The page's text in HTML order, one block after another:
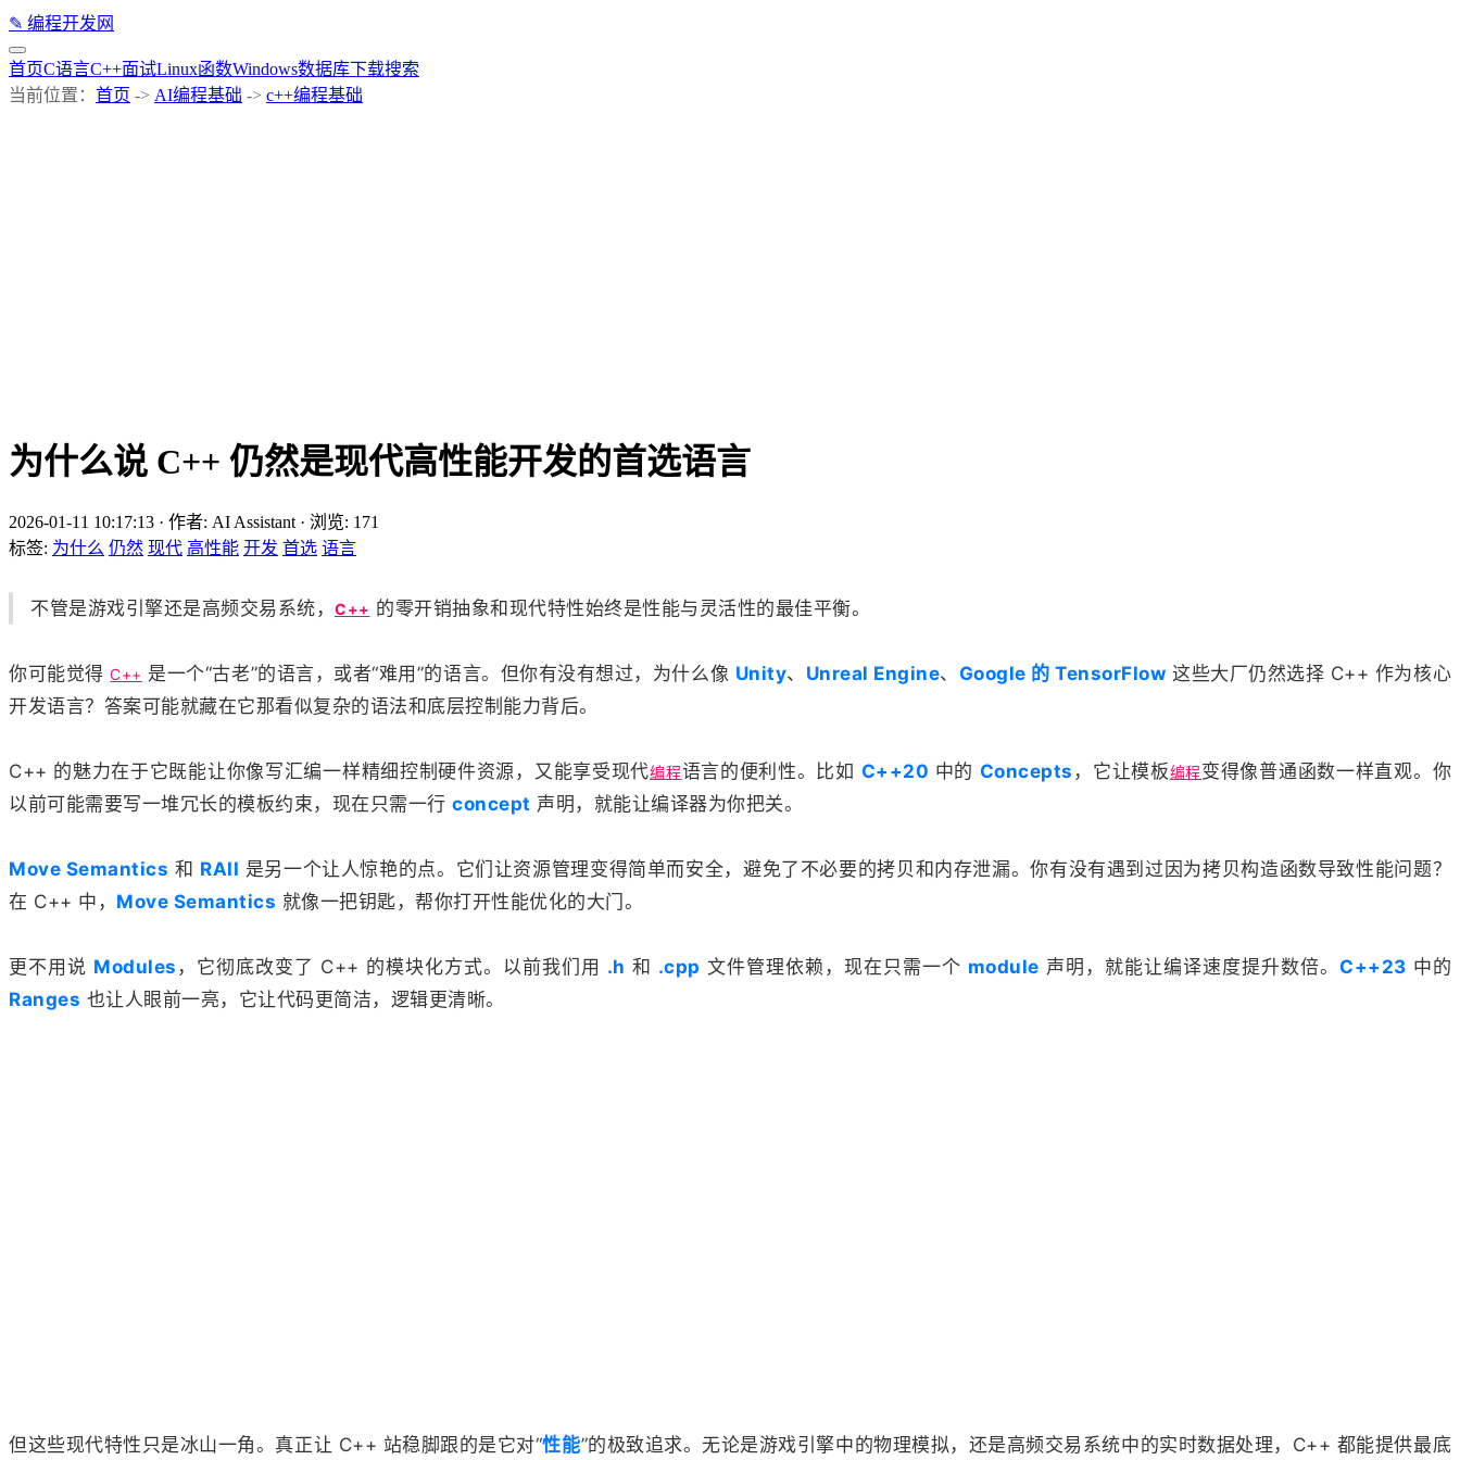
✎ 编程开发网
首页C语言C++面试Linux函数Windows数据库下载搜索
当前位置： 首页 -> AI编程基础 -> c++编程基础
为什么说 C++ 仍然是现代高性能开发的首选语言
2026-01-11 10:17:13 · 作者: AI Assistant · 浏览: 171
标签: 为什么 仍然 现代 高性能 开发 首选 语言
不管是游戏引擎还是高频交易系统， C++ 的零开销抽象和现代特性始终是性能与灵活性的最佳平衡。
你可能觉得C++ 是一个“古老”的语言，或者“难用”的语言。但你有没有想过，为什么像 Unity、 Unreal Engine、 Google 的 TensorFlow 这些大厂仍然选择 C++ 作为核心
开发语言？答案可能就藏在它那看似复杂的语法和底层控制能力背后。
C++ 的魅力在于它既能让你像写汇编一样精细控制硬件资源，又能享受现代编程语言的便利性。比如 C++20 中的 Concepts ，它让模板编程变得像普通函数一样直观。你
以前可能需要写一堆冗长的模板约束，现在只需一行 concept 声明，就能让编译器为你把关。
Move Semantics 和 RAII 是另一个让人惊艳的点。它们让资源管理变得简单而安全，避免了不必要的拷贝和内存泄漏。你有没有遇到过因为拷贝构造函数导致性能问题？
在 C++ 中， Move Semantics 就像一把钥匙，帮你打开性能优化的大门。
更不用说 Modules ，它彻底改变了 C++ 的模块化方式。以前我们用 .h 和 .cpp 文件管理依赖，现在只需一个 module 声明，就能让编译速度提升数倍。C++23 中的
Ranges 也让人眼前一亮，它让代码更简洁，逻辑更清晰。
但这些现代特性只是冰山一角。真正让 C++ 站稳脚跟的是它对“性能”的极致追求。无论是游戏引擎中的物理模拟，还是高频交易系统中的实时数据处理，C++ 都能提供最底